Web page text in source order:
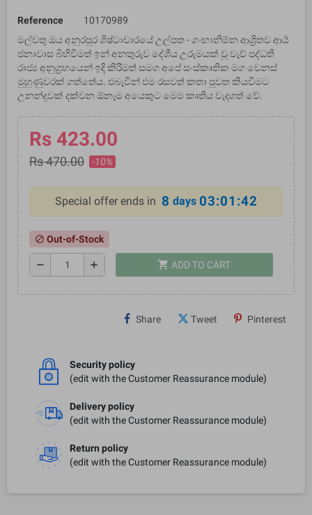
Reference
10170989
මල්වතු ඔය අනුරපුර ශිෂ්ටාචාරයේ උල්පත - ගංඟානිම්න ආශ්‍රිතව ආර්‍ය
ජනාවාස බිහිවීමත් ඉන් අනතුරුව දේශීය උරුමයක් වූ වැව් පද්ධති
රාජ්‍ය අනුග්‍රහයෙන් ඉදි කිරීමත් සමග අපේ සංස්කෘතික මග වෙනස්
මුහුණුවරක් ගත්තේය. එබැවින් එම රසවත් කතා පුවත කියවීමට
උනන්දුවක් දක්වන ඕනෑම අයෙකුට මෙම කෘතිය වැදගත් වේ.
Rs 423.00
Rs 470.00 -10%
Special offer ends in 8 days 03:01:41
block Out-of-Stock
remove add shopping_cart ADD TO CART
Share Tweet Pinterest
Security policy
(edit with the Customer Reassurance module)
Delivery policy
(edit with the Customer Reassurance module)
Return policy
(edit with the Customer Reassurance module)